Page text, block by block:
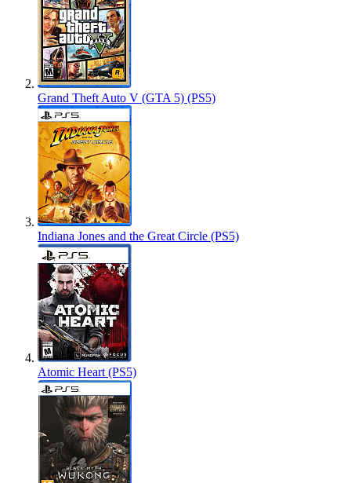
Grand Theft Auto V (GTA 5) (PS5)
Indiana Jones and the Great Circle (PS5)
Atomic Heart (PS5)